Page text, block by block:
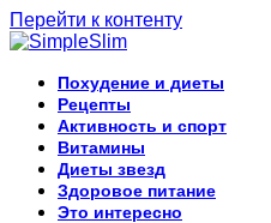
Перейти к контенту
Похудение и диеты
Рецепты
Активность и спорт
Витамины
Диеты звезд
Здоровое питание
Это интересно